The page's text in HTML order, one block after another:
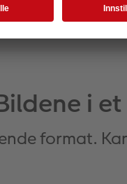
Galleritrykk
i
format.